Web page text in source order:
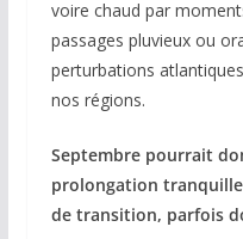
voire chaud par
passages pluvieux ou
perturbations
nos régions.
Septembre pourrait
prolongation tranquille
de transition, parfois